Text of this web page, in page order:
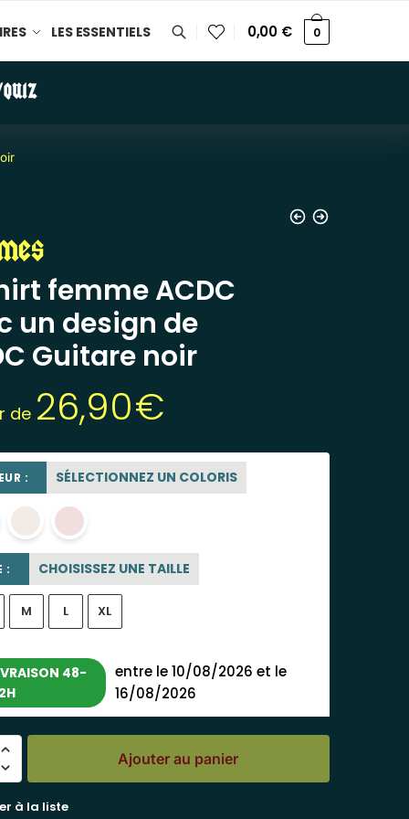
LES ESSENTIELS 0,00 € 0
QUIZ
femme ACDC
un design de
Guitare noir
de 26,90€
: SÉLECTIONNEZ UN COLORIS
blanc
: CHOISISSEZ UNE TAILLE
M L XL
48-
entre le 10/08/2026 et le
16/08/2026
Ajouter au panier
à la liste